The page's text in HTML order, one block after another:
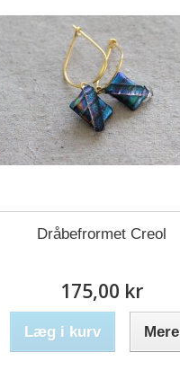
Dråbefrormet Creol
175,00 kr
Læg i kurv Mere